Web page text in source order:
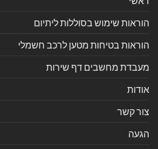
הוראות שימוש בסוללות ליתיום
הוראות בטיחות מטען לרכב חשמלי
מעבדת מחשבים דף שירות
אודות
צור קשר
הגעה